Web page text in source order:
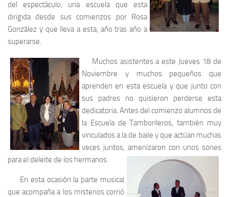
del espectáculo, una escuela que esta
dirigida desde sus comienzos por Rosa
González y que lleva a esta, año tras año a
superarse.
Muchos asistentes a este Jueves 18 de
Noviembre y muchos pequeños que
aprenden en esta escuela y que junto con
sus padres no quisieron perderse esta
dedicatoria. Antes del comienzo alumnos de
la Escuela de Tamborileros, también muy
vinculados a la de baile y que actúan muchas
veces juntos, amenizaron con unos sones
para el deleite de los hermanos.
En esta ocasión la parte musical
que acompaña a los misterios corrió